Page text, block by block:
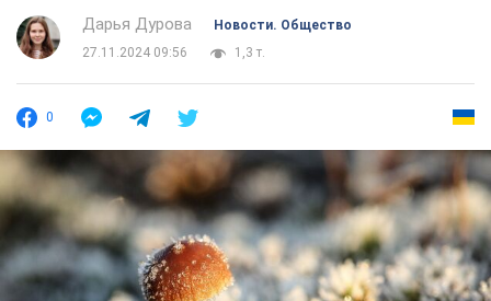
Дарья Дурова
Новости. Общество
27.11.2024 09:56
1,3 т.
0